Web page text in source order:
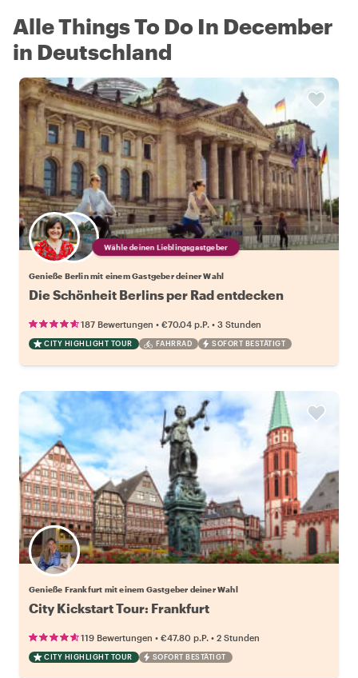
Alle Things To Do In December
in Deutschland
Wähle deinen Lieblingsgastgeber
Genieße Berlin mit einem Gastgeber deiner Wahl
Die Schönheit Berlins per Rad entdecken
187 Bewertungen • €70.04 p.P. • 3 Stunden
CITY HIGHLIGHT TOUR FAHRRAD SOFORT BESTÄTIGT
Wähle deinen Lieblingsgastgeber
Genieße Frankfurt mit einem Gastgeber deiner Wahl
City Kickstart Tour: Frankfurt
119 Bewertungen • €47.80 p.P. • 2 Stunden
CITY HIGHLIGHT TOUR SOFORT BESTÄTIGT